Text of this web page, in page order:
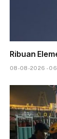
Ribuan
08-08-2026 -